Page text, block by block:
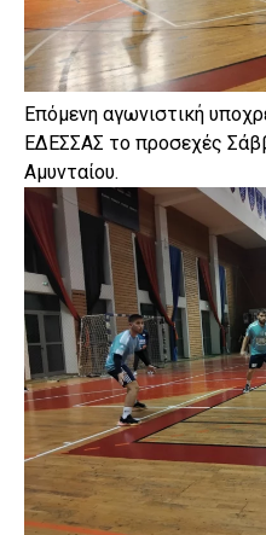
Επόμενη αγωνιστική
ΕΔΕΣΣΑΣ το προσεχές
Αμυνταίου.